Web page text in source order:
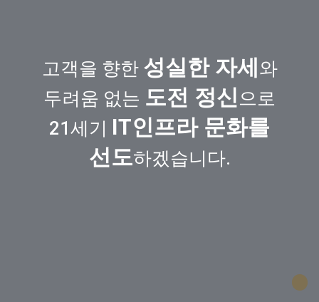
고객을 향한 성실한 자세와
두려움 없는 도전 정신으로
21세기 IT인프라 문화를
선도하겠습니다.